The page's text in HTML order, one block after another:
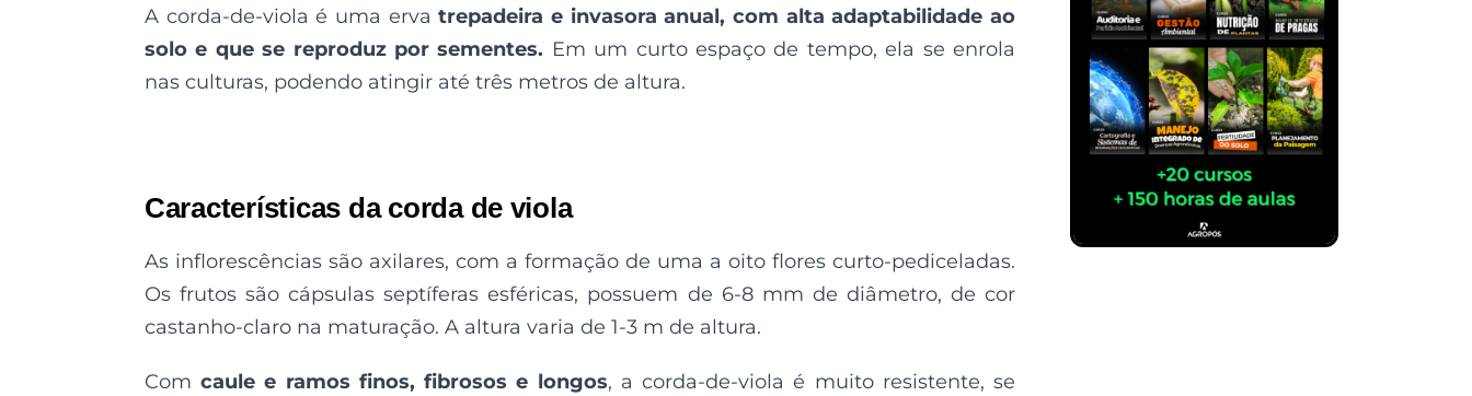
A corda-de-viola é uma ervatrepadeira e invasora anual, com alta adaptabilidade ao
solo e que se reproduz por sementes. Em um curto espaço de tempo, ela se enrola
nas culturas, podendo atingir até três metros de altura.
Características da corda de viola
As inflorescências são axilares, com a formação de uma a oito flores curto-pediceladas.
Os frutos são cápsulas septíferas esféricas, possuem de 6-8 mm de diâmetro, de cor
castanho-claro na maturação. A altura varia de 1-3 m de altura.
Comcaule e ramos finos, fibrosos e longos, a corda-de-viola é muito resistente, se